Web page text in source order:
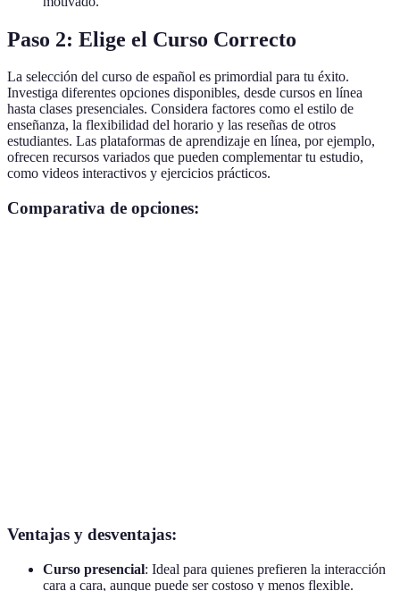
Paso 2: Elige el Curso Correcto
La selección del curso de español es primordial para tu éxito.
Investiga diferentes opciones disponibles, desde cursos en línea
hasta clases presenciales. Considera factores como el estilo de
enseñanza, la flexibilidad del horario y las reseñas de otros
estudiantes. Las plataformas de aprendizaje en línea, por ejemplo,
ofrecen recursos variados que pueden complementar tu estudio,
como videos interactivos y ejercicios prácticos.
Comparativa de opciones:
Ventajas y desventajas:
Curso presencial: Ideal para quienes prefieren la interacción
cara a cara, aunque puede ser costoso y menos flexible.